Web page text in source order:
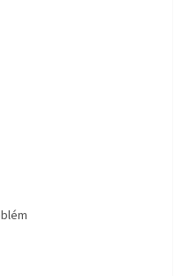
z 5 hvězdiček.
z 5 hvězdiček.
z 5 hvězdiček.